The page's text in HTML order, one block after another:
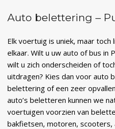
Auto belettering –
Elk voertuig is uniek, maar toch
elkaar. Wilt u uw auto of bus in
wilt u zich onderscheiden of
uitdragen? Kies dan voor auto
belettering of een zeer
auto’s beletteren kunnen we
voertuigen voorzien van
bakfietsen, motoren, scooters,